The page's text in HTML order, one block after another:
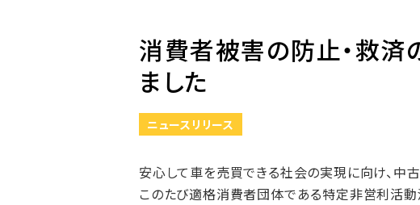
消費者被害の防止・救
ました
ニュースリリース
安心して車を売買できる社会の実現に向け、中
このたび適格消費者団体である特定非営利活動